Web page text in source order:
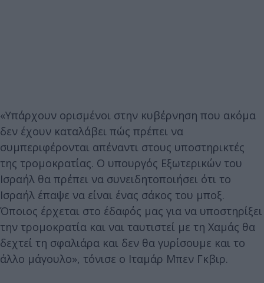
«Υπάρχουν ορισμένοι στην κυβέρνηση που ακόμα
δεν έχουν καταλάβει πώς πρέπει να
συμπεριφέρονται απέναντι στους υποστηρικτές
της τρομοκρατίας. Ο υπουργός Εξωτερικών του
Ισραήλ θα πρέπει να συνειδητοποιήσει ότι το
Ισραήλ έπαψε να είναι ένας σάκος του μποξ.
Όποιος έρχεται στο έδαφός μας για να υποστηρίξει
την τρομοκρατία και ναι ταυτιστεί με τη Χαμάς θα
δεχτεί τη σφαλιάρα και δεν θα γυρίσουμε και το
άλλο μάγουλο», τόνισε ο Ιταμάρ Μπεν Γκβιρ.